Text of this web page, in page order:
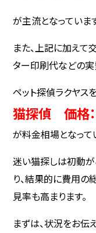
が主流となっていま
また、上記に加えて
ター印刷代などの
ペット探偵ラクヤス
猫探偵 価格
が料金相場となって
迷い猫探しは初動
り、結果的に費用の
見率も高まります。
まずは、状況をお伝